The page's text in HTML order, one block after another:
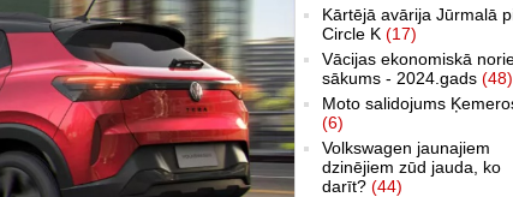
Kārtējā avārija Jūrmalā
Circle K (17)
Vācijas ekonomiskā
sākums - 2024.gads (48)
Moto salidojums
(6)
Volkswagen jaunajiem
dzinējiem zūd jauda, ko
darīt? (44)